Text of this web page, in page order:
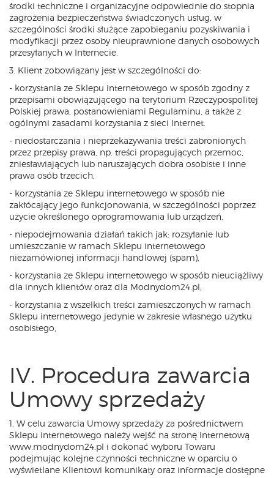
środki techniczne i organizacyjne odpowiednie do stopnia
zagrożenia bezpieczeństwa świadczonych usług, w
szczególności środki służące zapobieganiu pozyskiwania i
modyfikacji przez osoby nieuprawnione danych osobowych
przesyłanych w Internecie.
3. Klient zobowiązany jest w szczególności do:
- korzystania ze Sklepu internetowego w sposób zgodny z
przepisami obowiązującego na terytorium Rzeczypospolitej
Polskiej prawa, postanowieniami Regulaminu, a także z
ogólnymi zasadami korzystania z sieci Internet.
- niedostarczania i nieprzekazywania treści zabronionych
przez przepisy prawa, np. treści propagujących przemoc,
zniesławiających lub naruszających dobra osobiste i inne
prawa osób trzecich,
- korzystania ze Sklepu internetowego w sposób nie
zakłócający jego funkcjonowania, w szczególności poprzez
użycie określonego oprogramowania lub urządzeń,
- niepodejmowania działań takich jak: rozsyłanie lub
umieszczanie w ramach Sklepu internetowego
niezamówionej informacji handlowej (spam),
- korzystania ze Sklepu internetowego w sposób nieuciążliwy
dla innych klientów oraz dla Modnydom24.pl,
- korzystania z wszelkich treści zamieszczonych w ramach
Sklepu internetowego jedynie w zakresie własnego użytku
osobistego,
IV. Procedura zawarcia
Umowy sprzedaży
1. W celu zawarcia Umowy sprzedaży za pośrednictwem
Sklepu internetowego należy wejść na stronę internetową
www.modnydom24.pl i dokonać wyboru Towaru
podejmując kolejne czynności techniczne w oparciu o
wyświetlane Klientowi komunikaty oraz informacje dostępne